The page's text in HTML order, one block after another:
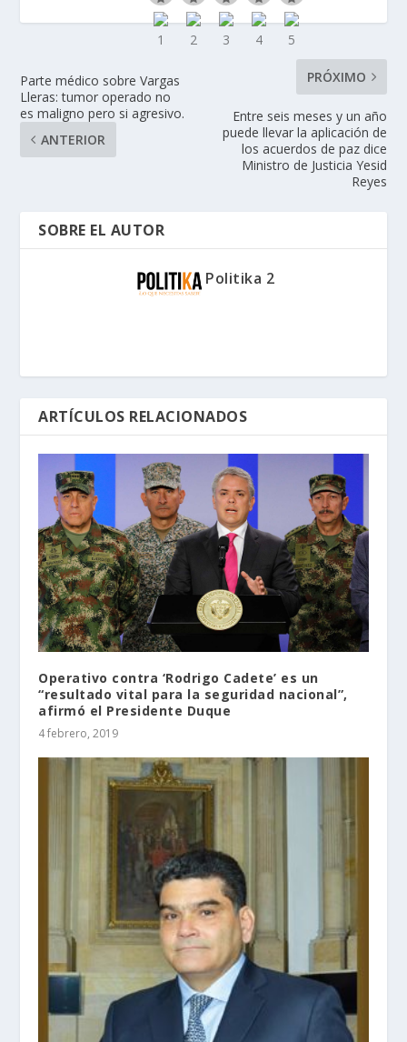
Parte médico sobre Vargas
Lleras: tumor operado no
es maligno pero si agresivo.
ANTERIOR
PRÓXIMO
Entre seis meses y un año
puede llevar la aplicación de
los acuerdos de paz dice
Ministro de Justicia Yesid
Reyes
SOBRE EL AUTOR
Politika 2
ARTÍCULOS RELACIONADOS
Operativo contra ‘Rodrigo Cadete’ es un
“resultado vital para la seguridad nacional”,
afirmó el Presidente Duque
4 febrero, 2019